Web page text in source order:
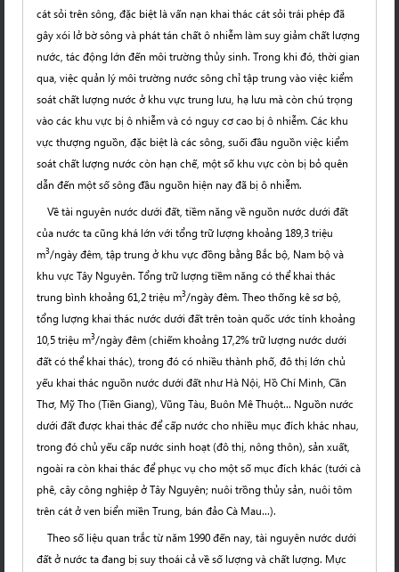
cát sỏi trên sông, đặc biệt là vấn nạn khai thác cát sỏi trái phép đã
gây xói lở bờ sông và phát tán chất ô nhiễm làm suy giảm chất lượng
nước, tác động lớn đến môi trường thủy sinh. Trong khi đó, thời gian
qua, việc quản lý môi trường nước sông chỉ tập trung vào việc kiểm
soát chất lượng nước ở khu vực trung lưu, hạ lưu mà còn chú trọng
vào các khu vực bị ô nhiễm và có nguy cơ cao bị ô nhiễm. Các khu
vực thượng nguồn, đặc biệt là các sông, suối đầu nguồn việc kiểm
soát chất lượng nước còn hạn chế, một số khu vực còn bị bỏ quên
dẫn đến một số sông đầu nguồn hiện nay đã bị ô nhiễm.
Về tài nguyên nước dưới đất, tiềm năng về nguồn nước dưới đất
của nước ta cũng khá lớn với tổng trữ lượng khoảng 189,3 triệu
m3/ngày đêm, tập trung ở khu vực đồng bằng Bắc bộ, Nam bộ và
khu vực Tây Nguyên. Tổng trữ lượng tiềm năng có thể khai thác
trung bình khoảng 61,2 triệu m3/ngày đêm. Theo thống kê sơ bộ,
tổng lượng khai thác nước dưới đất trên toàn quốc ước tính khoảng
10,5 triệu m3/ngày đêm (chiếm khoảng 17,2% trữ lượng nước dưới
đất có thể khai thác), trong đó có nhiều thành phố, đô thị lớn chủ
yếu khai thác nguồn nước dưới đất như Hà Nội, Hồ Chí Minh, Cần
Thơ, Mỹ Tho (Tiền Giang), Vũng Tàu, Buôn Mê Thuột… Nguồn nước
dưới đất được khai thác để cấp nước cho nhiều mục đích khác nhau,
trong đó chủ yếu cấp nước sinh hoạt (đô thị, nông thôn), sản xuất,
ngoài ra còn khai thác để phục vụ cho một số mục đích khác (tưới cà
phê, cây công nghiệp ở Tây Nguyên; nuôi trồng thủy sản, nuôi tôm
trên cát ở ven biển miền Trung, bán đảo Cà Mau…).
Theo số liệu quan trắc từ năm 1990 đến nay, tài nguyên nước dưới
đất ở nước ta đang bị suy thoái cả về số lượng và chất lượng. Mực